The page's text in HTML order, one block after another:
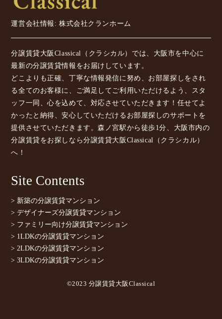
運営会社情報: 株式会社クランホーム
分譲賃貸大阪Classical（クラシカル）では、大阪市を中心に
最新の分譲賃貸情報をお届けしています。
どこよりも正確、丁寧な情報発信に努め、お部屋探しをされ
る全てのお客様に、ご満足してご利用いただけるよう、スタ
ッフ一同、心を込めて、対応させていただきます！任せてよ
かったと納得、安心していただけるお部屋探しのサポートを
提供させていただきます。森ノ宮駅から徒歩1分、大阪市内の
分譲賃貸をお探しなら分譲賃貸大阪Classical（クラシカル）
へ！
Site Contents
> 新築の分譲賃貸マンション
> デザイナーズ分譲賃貸マンション
> ファミリー向け分譲賃貸マンション
> 1LDKの分譲賃貸マンション
> 2LDKの分譲賃貸マンション
> 3LDKの分譲賃貸マンション
©2023 分譲賃貸大阪Classical